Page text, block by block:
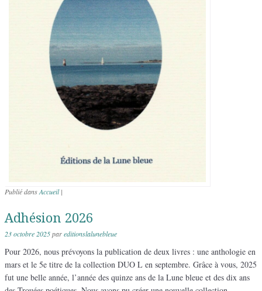
Publié dansAccueil |
Adhésion 2026
23 octobre 2025pareditionslalunebleue
Pour 2026, nous prévoyons la publication de deux livres : une anthologie en
mars et le 5e titre de la collection DUO L en septembre. Grâce à vous, 2025
fut une belle année, l’année des quinze ans de la Lune bleue et des dix ans